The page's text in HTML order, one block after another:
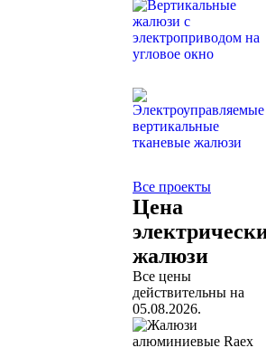
Все проекты
Цена
жалюзи
Все цены
действительны на
05.08.2026.